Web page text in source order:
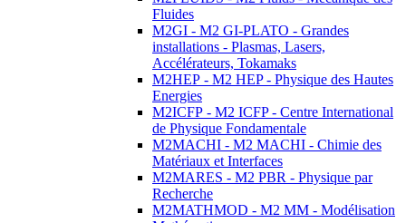
Fluides
M2GI - M2 GI-PLATO - Grandes
installations - Plasmas, Lasers,
Accélérateurs, Tokamaks
M2HEP - M2 HEP - Physique des Hautes
Energies
M2ICFP - M2 ICFP - Centre International
de Physique Fondamentale
M2MACHI - M2 MACHI - Chimie des
Matériaux et Interfaces
M2MARES - M2 PBR - Physique par
Recherche
M2MATHMOD - M2 MM - Modélisation